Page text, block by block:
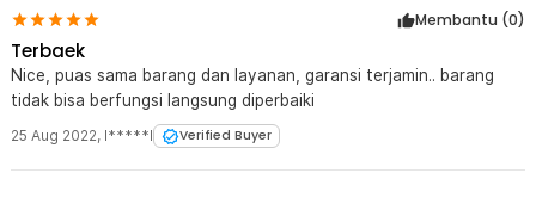
Membantu (0)
Terbaek
Nice, puas sama barang dan layanan, garansi terjamin.. barang
tidak bisa berfungsi langsung diperbaiki
25 Aug 2022, I*****l Verified Buyer